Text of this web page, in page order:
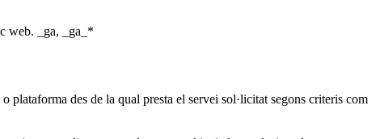
web. _ga, _ga_*
plataforma des de la qual presta el servei sol·licitat segons criteris com